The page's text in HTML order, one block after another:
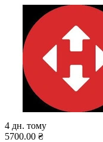
4 дн. тому
5700.00 ₴